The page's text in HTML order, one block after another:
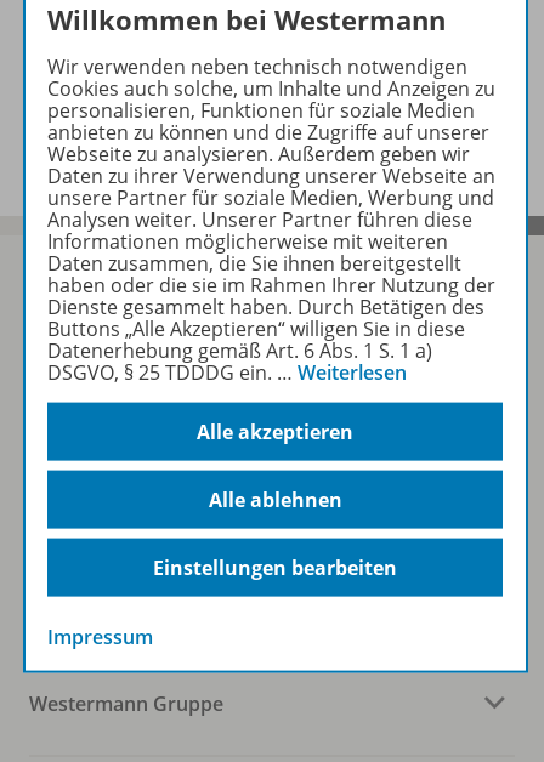
Empfehlungen der Redaktion
Benachrichtigungs-Service
Sofort profitieren
Folgen Sie uns auf Social Media
Westermann Gruppe
Willkommen bei Westermann
Wir verwenden neben technisch notwendigen
Cookies auch solche, um Inhalte und Anzeigen zu
personalisieren, Funktionen für soziale Medien
anbieten zu können und die Zugriffe auf unserer
Webseite zu analysieren. Außerdem geben wir
Daten zu ihrer Verwendung unserer Webseite an
unsere Partner für soziale Medien, Werbung und
Analysen weiter. Unserer Partner führen diese
Informationen möglicherweise mit weiteren
Daten zusammen, die Sie ihnen bereitgestellt
haben oder die sie im Rahmen Ihrer Nutzung der
Dienste gesammelt haben. Durch Betätigen des
Buttons „Alle Akzeptieren“ willigen Sie in diese
Datenerhebung gemäß Art. 6 Abs. 1 S. 1 a)
DSGVO, § 25 TDDDG ein. … Weiterlesen
Alle akzeptieren
Alle ablehnen
Einstellungen bearbeiten
Impressum